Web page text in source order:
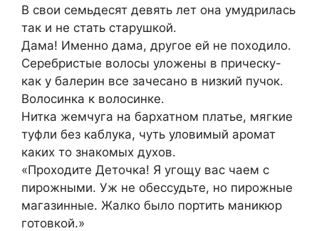
В свои семьдесят девять лет она умудрилась
так и не стать старушкой.
Дама! Именно дама, другое ей не походило.
Серебристые волосы уложены в прическу-
как у балерин все зачесано в низкий пучок.
Волосинка к волосинке.
Нитка жемчуга на бархатном платье, мягкие
туфли без каблука, чуть уловимый аромат
каких то знакомых духов.
«Проходите Деточка! Я угощу вас чаем с
пирожными. Уж не обессудьте, но пирожные
магазинные. Жалко было портить маникюр
готовкой.»